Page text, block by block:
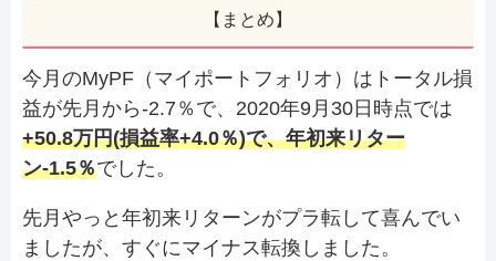
【まとめ】
今月のMyPF（マイポートフォリオ）はトータル損
益が先月から-2.7％で、2020年9月30日時点では
+50.8万円(損益率+4.0％)で、年初来リター
ン-1.5％でした。
先月やっと年初来リターンがプラ転して喜んでい
ましたが、すぐにマイナス転換しました。